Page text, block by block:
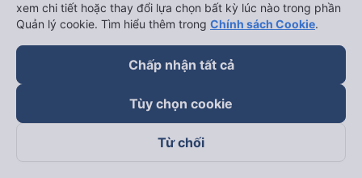
xem chi tiết hoặc thay đổi lựa chọn bất kỳ lúc nào trong phần
Quản lý cookie. Tìm hiểu thêm trong Chính sách Cookie.
Chấp nhận tất cả
Tùy chọn cookie
Từ chối